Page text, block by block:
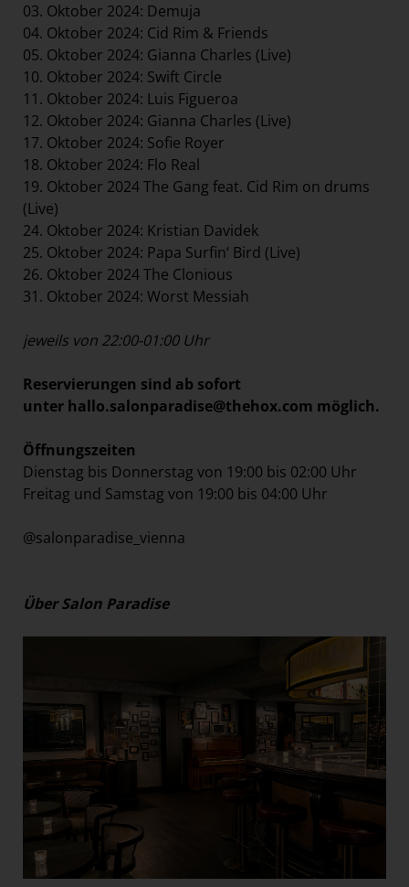
03. Oktober 2024: Demuja
04. Oktober 2024: Cid Rim & Friends
05. Oktober 2024: Gianna Charles (Live)
10. Oktober 2024: Swift Circle
11. Oktober 2024: Luis Figueroa
12. Oktober 2024: Gianna Charles (Live)
17. Oktober 2024: Sofie Royer
18. Oktober 2024: Flo Real
19. Oktober 2024 The Gang feat. Cid Rim on drums
(Live)
24. Oktober 2024: Kristian Davidek
25. Oktober 2024: Papa Surfin‘ Bird (Live)
26. Oktober 2024 The Clonious
31. Oktober 2024: Worst Messiah
jeweils von 22:00-01:00 Uhr
Reservierungen sind ab sofort
unter hallo.salonparadise@thehox.com möglich.
Öffnungszeiten
Dienstag bis Donnerstag von 19:00 bis 02:00 Uhr
Freitag und Samstag von 19:00 bis 04:00 Uhr
@salonparadise_vienna
Über Salon Paradise